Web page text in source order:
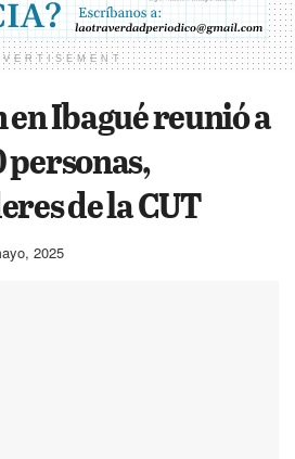
Ibagué reunió a
personas,
de la CUT
2025